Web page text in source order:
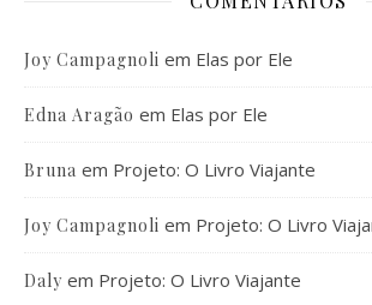
Joy Campagnoli em Elas por Ele
Edna Aragão em Elas por Ele
Bruna em Projeto: O Livro Viajante
Joy Campagnoli em Projeto: O Livro
Daly em Projeto: O Livro Viajante